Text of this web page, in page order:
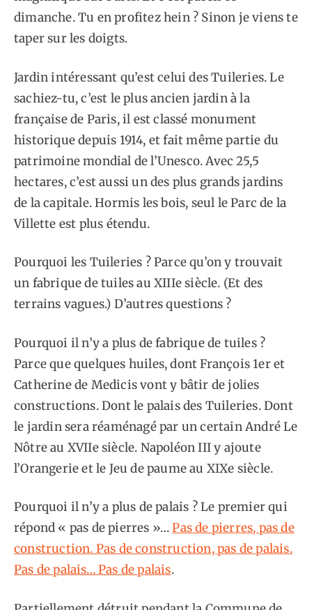
dimanche. Tu en profitez hein ? Sinon je viens te
taper sur les doigts.
Jardin intéressant qu’est celui des Tuileries. Le
sachiez-tu, c’est le plus ancien jardin à la
française de Paris, il est classé monument
historique depuis 1914, et fait même partie du
patrimoine mondial de l’Unesco. Avec 25,5
hectares, c’est aussi un des plus grands jardins
de la capitale. Hormis les bois, seul le Parc de la
Villette est plus étendu.
Pourquoi les Tuileries ? Parce qu’on y trouvait
un fabrique de tuiles au XIIIe siècle. (Et des
terrains vagues.) D’autres questions ?
Pourquoi il n’y a plus de fabrique de tuiles ?
Parce que quelques huiles, dont François 1er et
Catherine de Medicis vont y bâtir de jolies
constructions. Dont le palais des Tuileries. Dont
le jardin sera réaménagé par un certain André Le
Nôtre au XVIIe siècle. Napoléon III y ajoute
l’Orangerie et le Jeu de paume au XIXe siècle.
Pourquoi il n’y a plus de palais ? Le premier qui
répond « pas de pierres »…Pas de pierres, pas de
construction. Pas de construction, pas de palais.
Pas de palais… Pas de palais.